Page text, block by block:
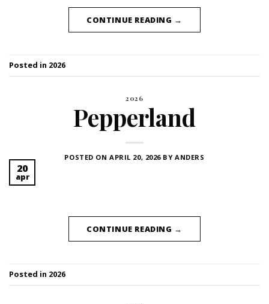
CONTINUE READING →
Posted in 2026
2026
Pepperland
POSTED ONAPRIL 20, 2026 BYANDERS
20
apr
CONTINUE READING →
Posted in 2026